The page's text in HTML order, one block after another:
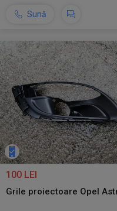
Sună
100 LEI
Grile proiectoare Opel